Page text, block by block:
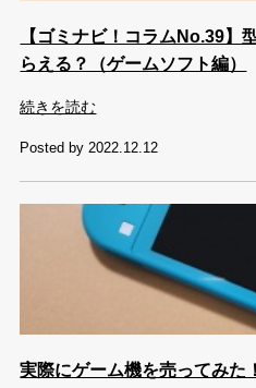
【ゴミナビ！コラムNo.39】
らえる？（ゲームソフト編）
続きを読む
Posted by 2022.12.12
実際にゲーム機を売ってみた